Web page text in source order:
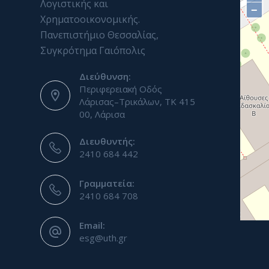
Λογιστικής και
Χρηματοοικονομικής.
Πανεπιστήμιο Θεσσαλίας,
Συγκρότημα Γαιόπολις
Διεύθυνση:
Περιφερειακή Οδός
Λάρισας–Τρικάλων, ΤΚ 415
00, Λάρισα
Διευθυντής:
2410 684 442
Γραμματεία:
2410 684 708
Email:
esg@uth.gr
−